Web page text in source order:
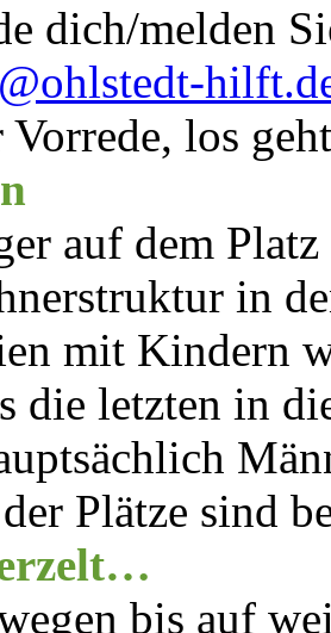
dich/melden
Vorrede, los
auf dem
in
mit Kindern
die letzten in
Plätze sind
bis auf